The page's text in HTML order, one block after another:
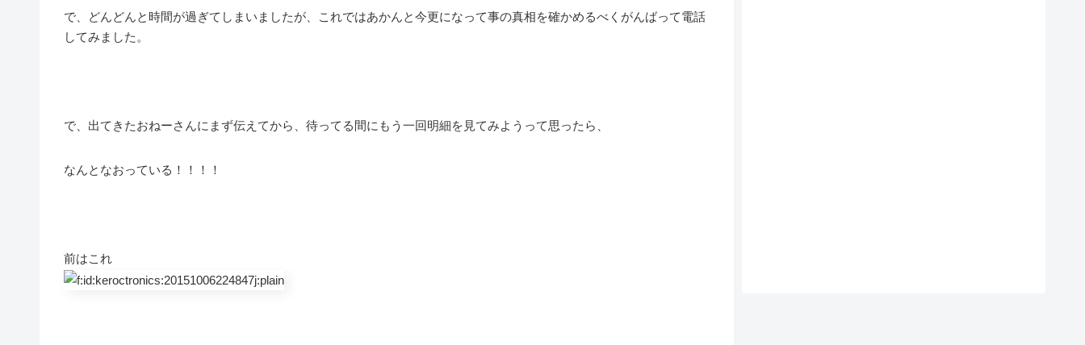
で、どんどんと時間が過ぎてしまいましたが、これではあかんと今更になって事の真相を確かめるべくがんばって電話
してみました。
で、出てきたおねーさんにまず伝えてから、待ってる間にもう一回明細を見てみようって思ったら、
なんとなおっている！！！！
前はこれ